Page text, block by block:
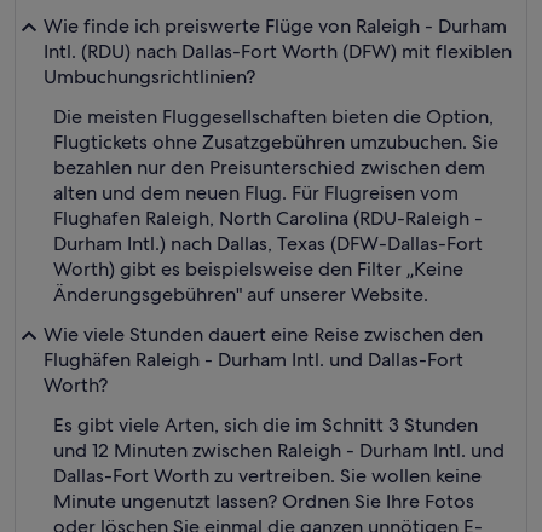
Wie finde ich preiswerte Flüge von Raleigh - Durham
Intl. (RDU) nach Dallas-Fort Worth (DFW) mit flexiblen
Umbuchungsrichtlinien?
Die meisten Fluggesellschaften bieten die Option,
Flugtickets ohne Zusatzgebühren umzubuchen. Sie
bezahlen nur den Preisunterschied zwischen dem
alten und dem neuen Flug. Für Flugreisen vom
Flughafen Raleigh, North Carolina (RDU-Raleigh -
Durham Intl.) nach Dallas, Texas (DFW-Dallas-Fort
Worth) gibt es beispielsweise den Filter „Keine
Änderungsgebühren" auf unserer Website.
Wie viele Stunden dauert eine Reise zwischen den
Flughäfen Raleigh - Durham Intl. und Dallas-Fort
Worth?
Es gibt viele Arten, sich die im Schnitt 3 Stunden
und 12 Minuten zwischen Raleigh - Durham Intl. und
Dallas-Fort Worth zu vertreiben. Sie wollen keine
Minute ungenutzt lassen? Ordnen Sie Ihre Fotos
oder löschen Sie einmal die ganzen unnötigen E-